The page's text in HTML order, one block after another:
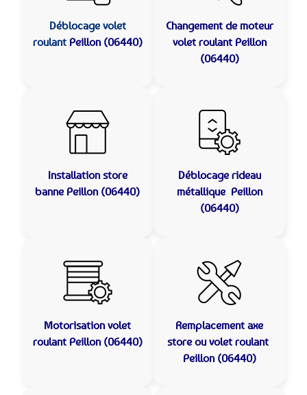
Déblocage volet
roulant Peillon (06440)
Changement de moteur
volet roulant Peillon
(06440)
Installation store
banne Peillon (06440)
Déblocage rideau
métallique Peillon
(06440)
Motorisation volet
roulant Peillon (06440)
Remplacement axe
store ou volet roulant
Peillon (06440)